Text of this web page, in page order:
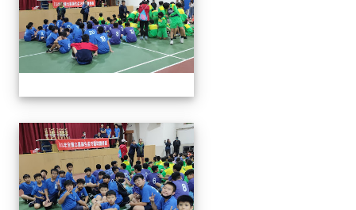
113年全國北區師生盃巧固